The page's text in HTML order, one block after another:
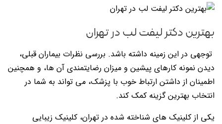
بهترین دکتر لیفت لب در تهران
توجهی در این زمینه داشته باشد. بررسی نظرات بیماران قبلی،
دیدن نمونه کارهای پیشین و میزان رضایتمندی آن ها، و همچنین
اطمینان از داشتن ارتباط خوب با پزشک، می تواند به شما در
انتخاب بهترین گزینه کمک کند.
یکی از کلینیک های شناخته شده در تهران، کلینیک زیبایی